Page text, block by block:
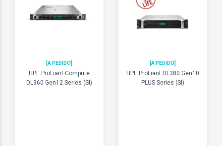
[A PEDIDO]
HPE ProLiant Compute
DL360 Gen12 Series (SI)
[A PEDIDO]
HPE ProLiant DL380 Gen10
PLUS Series (SI)